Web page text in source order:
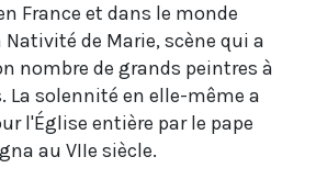
France et dans le monde
de Marie, scène qui a
nombre de grands peintres à
La solennité en elle-même a
l'Église entière par le pape
au VIIe siècle.